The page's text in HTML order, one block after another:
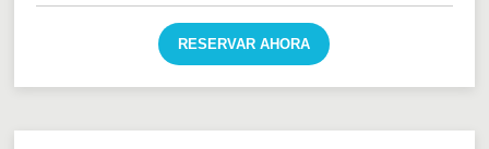
RESERVAR AHORA